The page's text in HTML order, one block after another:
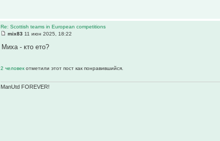
Re: Scottish teams in European competitions
mix83 11 июн 2025, 18:22
Миха - кто ето?
2 человекотметили этот пост как понравившийся.
ManUtd FOREVER!